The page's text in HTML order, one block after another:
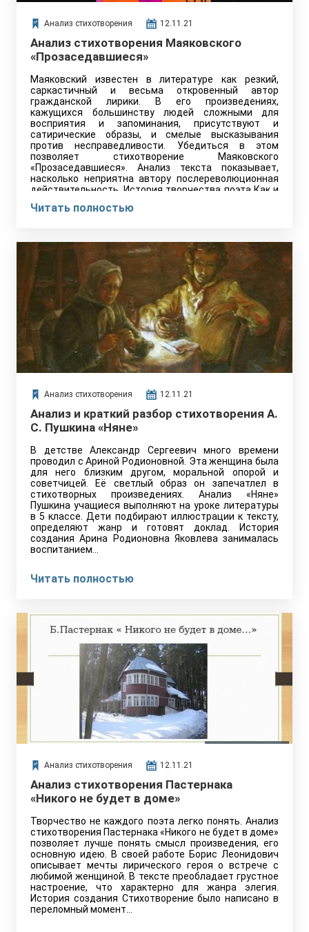
Анализ стихотворения 12.11.21
Анализ стихотворения Маяковского
«Прозаседавшиеся»
Маяковский известен в литературе как резкий,
саркастичный и весьма откровенный автор
гражданской лирики. В его произведениях,
кажущихся большинству людей сложными для
восприятия и запоминания, присутствуют и
сатирические образы, и смелые высказывания
против несправедливости. Убедиться в этом
позволяет стихотворение Маяковского
«Прозаседавшиеся». Анализ текста показывает,
насколько неприятна автору послереволюционная
действительность. История творчества поэта Как и
Читать полностью
Анализ стихотворения 12.11.21
Анализ и краткий разбор стихотворения А.
С. Пушкина «Няне»
В детстве Александр Сергеевич много времени
проводил с Ариной Родионовной. Эта женщина была
для него близким другом, моральной опорой и
советчицей. Её светлый образ он запечатлел в
стихотворных произведениях. Анализ «Няне»
Пушкина учащиеся выполняют на уроке литературы
в 5 классе. Дети подбирают иллюстрации к тексту,
определяют жанр и готовят доклад. История
создания Арина Родионовна Яковлева занималась
воспитанием…
Читать полностью
Анализ стихотворения 12.11.21
Анализ стихотворения Пастернака
«Никого не будет в доме»
Творчество не каждого поэта легко понять. Анализ
стихотворения Пастернака «Никого не будет в доме»
позволяет лучше понять смысл произведения, его
основную идею. В своей работе Борис Леонидович
описывает мечты лирического героя о встрече с
любимой женщиной. В тексте преобладает грустное
настроение, что характерно для жанра элегия.
История создания Стихотворение было написано в
переломный момент…